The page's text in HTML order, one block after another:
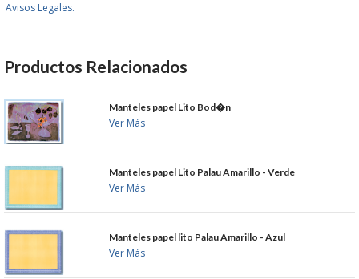
MAQUINARIA OTROS
MUEBLES
PAPEL Y PRODUCTOS UNIUSO
VAJILLA
CUCHILLOS DE COCINA
Avisos Legales.
Productos Relacionados
Manteles papel Lito Bod�n
Ver Más
Manteles papel Lito Palau Amarillo - Verde
Ver Más
Manteles papel lito Palau Amarillo - Azul
Ver Más